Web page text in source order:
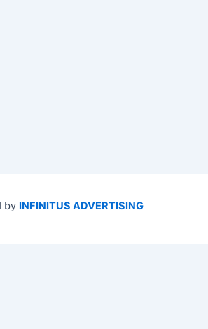
by INFINITUS ADVERTISING